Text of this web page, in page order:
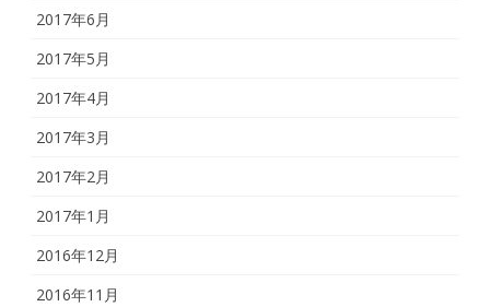
2017年6月
2017年5月
2017年4月
2017年3月
2017年2月
2017年1月
2016年12月
2016年11月